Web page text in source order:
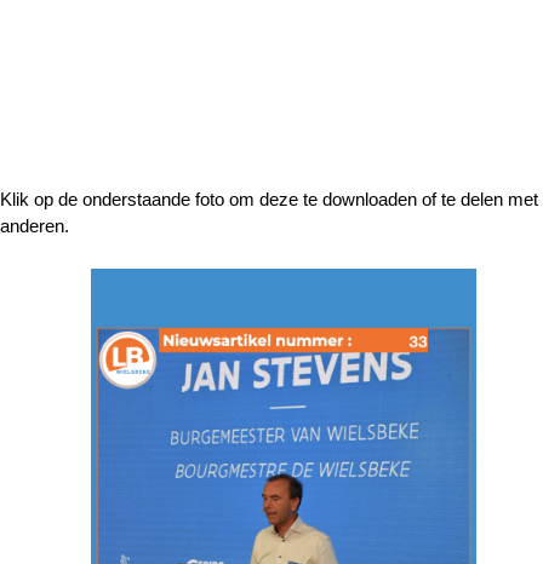
Klik op de onderstaande foto om deze te downloaden of te delen met
anderen.